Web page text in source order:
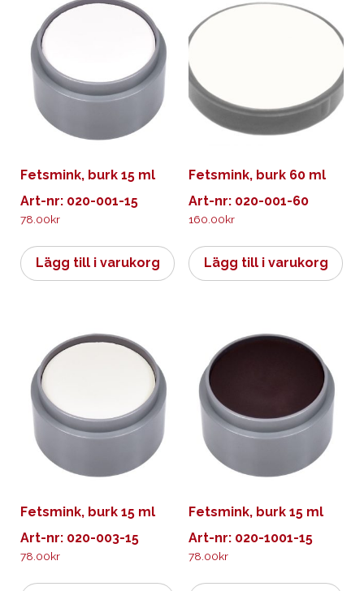
Fetsmink, burk 15 ml
Art-nr: 020-001-15
78.00kr
Lägg till i varukorg
Fetsmink, burk 60 ml
Art-nr: 020-001-60
160.00kr
Lägg till i varukorg
Fetsmink, burk 15 ml
Art-nr: 020-003-15
78.00kr
Fetsmink, burk 15 ml
Art-nr: 020-1001-15
78.00kr